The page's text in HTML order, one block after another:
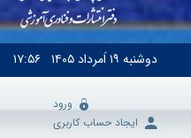
دوشنبه ۱۹ اَمرداد ۱۴۰۵ ۱۷:۵۶
ورود
ایجاد حساب کاربری